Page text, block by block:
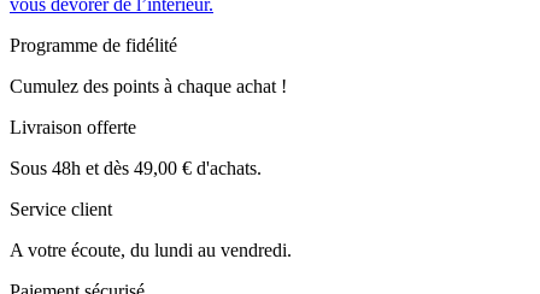
vous dévorer de l’intérieur.
Programme de fidélité
Cumulez des points à chaque achat !
Livraison offerte
Sous 48h et dès 49,00 € d'achats.
Service client
A votre écoute, du lundi au vendredi.